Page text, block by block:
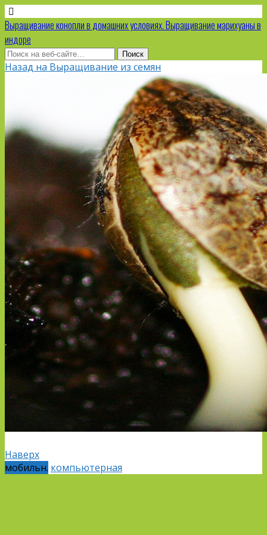
Выращивание конопли в домашних условиях. Выращивание марихуаны в
индоре
Назад на Выращивание из семян
Наверх
мобильн. компьютерная